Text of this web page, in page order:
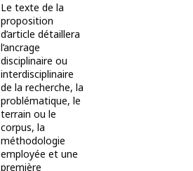
Le texte de la
proposition
d’article détaillera
l’ancrage
disciplinaire ou
interdisciplinaire
de la recherche, la
problématique, le
terrain ou le
corpus, la
méthodologie
employée et une
première